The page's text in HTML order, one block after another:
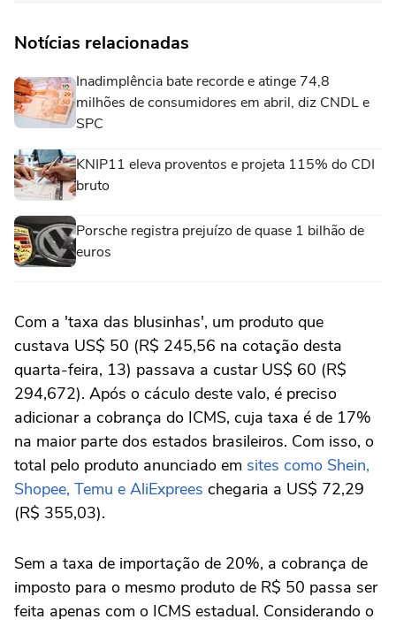
Notícias relacionadas
Inadimplência bate recorde e atinge 74,8
milhões de consumidores em abril, diz CNDL e
SPC
KNIP11 eleva proventos e projeta 115% do CDI
bruto
Porsche registra prejuízo de quase 1 bilhão de
euros
Com a 'taxa das blusinhas', um produto que
custava US$ 50 (R$ 245,56 na cotação desta
quarta-feira, 13) passava a custar US$ 60 (R$
294,672). Após o cáculo deste valo, é preciso
adicionar a cobrança do ICMS, cuja taxa é de 17%
na maior parte dos estados brasileiros. Com isso, o
total pelo produto anunciado em sites como Shein,
Shopee, Temu e AliExprees chegaria a US$ 72,29
(R$ 355,03).
Sem a taxa de importação de 20%, a cobrança de
imposto para o mesmo produto de R$ 50 passa ser
feita apenas com o ICMS estadual. Considerando o